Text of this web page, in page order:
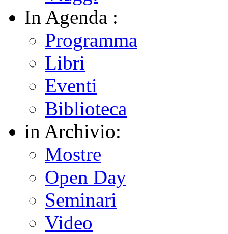
In Agenda :
Programma
Libri
Eventi
Biblioteca
in Archivio:
Mostre
Open Day
Seminari
Video